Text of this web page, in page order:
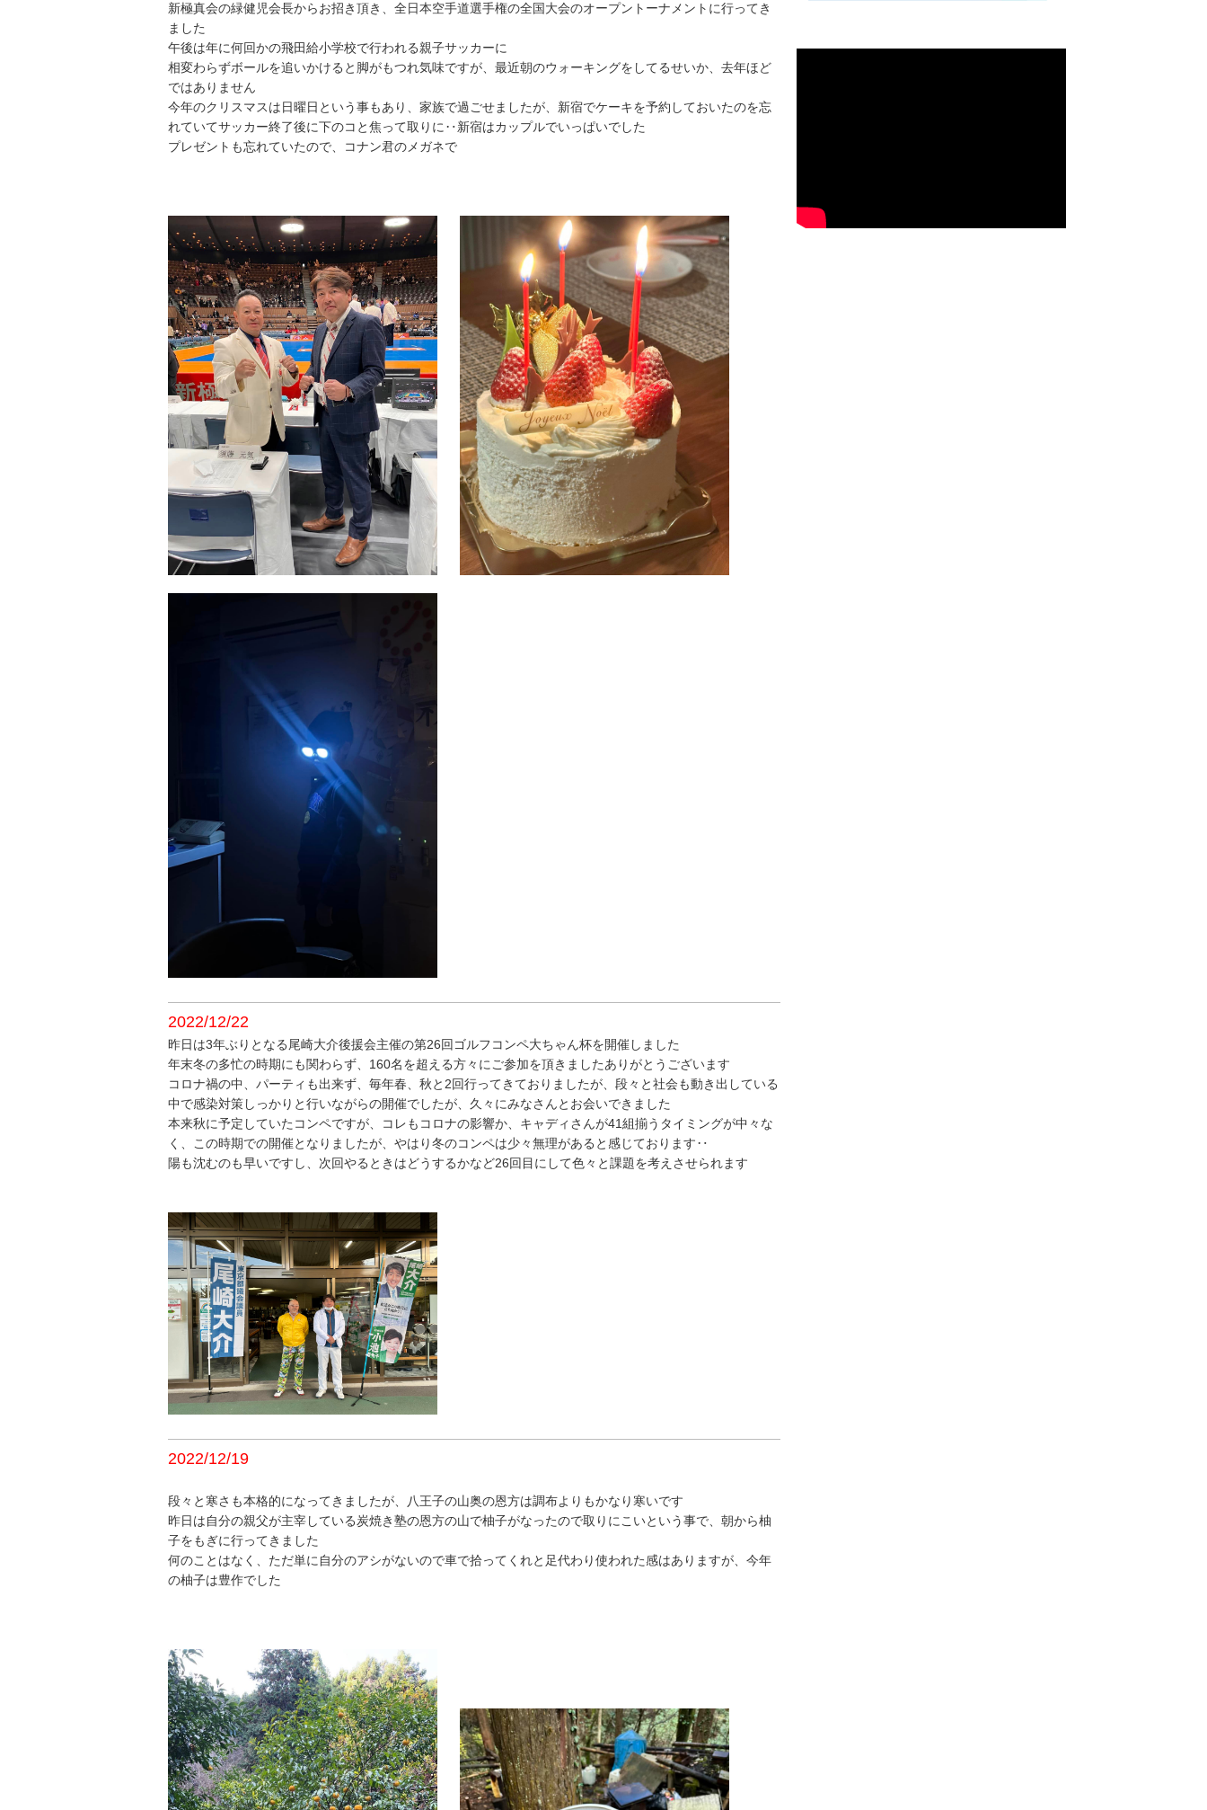
新極真会の緑健児会長からお招き頂き、全日本空手道選手権の全国大会のオープントーナメントに行ってき
ました
午後は年に何回かの飛田給小学校で行われる親子サッカーに
相変わらずボールを追いかけると脚がもつれ気味ですが、最近朝のウォーキングをしてるせいか、去年ほど
ではありません
今年のクリスマスは日曜日という事もあり、家族で過ごせましたが、新宿でケーキを予約しておいたのを忘
れていてサッカー終了後に下のコと焦って取りに‥新宿はカップルでいっぱいでした
プレゼントも忘れていたので、コナン君のメガネで
2022/12/22
昨日は3年ぶりとなる尾崎大介後援会主催の第26回ゴルフコンペ大ちゃん杯を開催しました
年末冬の多忙の時期にも関わらず、160名を超える方々にご参加を頂きましたありがとうございます
コロナ禍の中、パーティも出来ず、毎年春、秋と2回行ってきておりましたが、段々と社会も動き出している
中で感染対策しっかりと行いながらの開催でしたが、久々にみなさんとお会いできました
本来秋に予定していたコンペですが、コレもコロナの影響か、キャディさんが41組揃うタイミングが中々な
く、この時期での開催となりましたが、やはり冬のコンペは少々無理があると感じております‥
陽も沈むのも早いですし、次回やるときはどうするかなど26回目にして色々と課題を考えさせられます
2022/12/19
段々と寒さも本格的になってきましたが、八王子の山奥の恩方は調布よりもかなり寒いです
昨日は自分の親父が主宰している炭焼き塾の恩方の山で柚子がなったので取りにこいという事で、朝から柚
子をもぎに行ってきました
何のことはなく、ただ単に自分のアシがないので車で拾ってくれと足代わり使われた感はありますが、今年
の柚子は豊作でした